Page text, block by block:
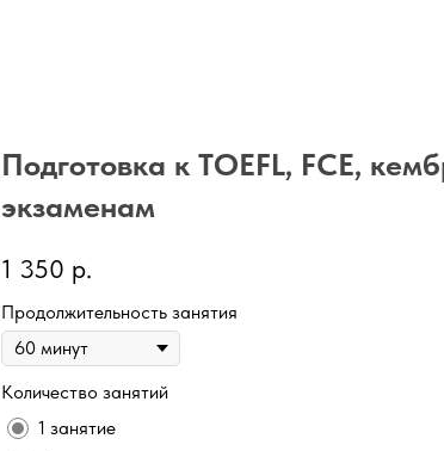
Подготовка к TOEFL, FCE,
экзаменам
1 350 р.
Продолжительность занятия
Количество занятий
1 занятие